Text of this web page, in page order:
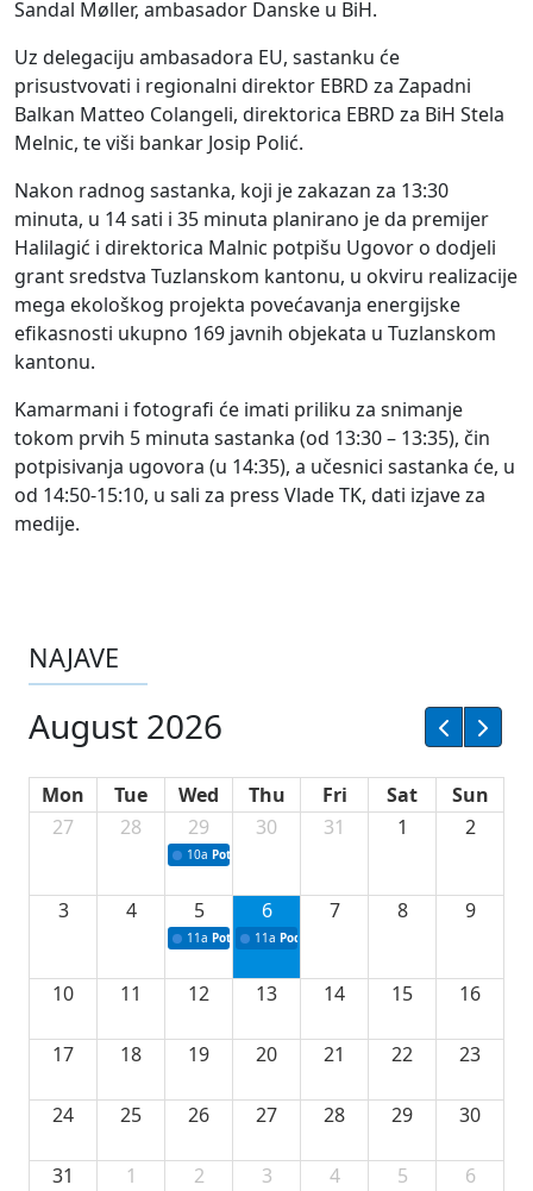
Sandal Møller, ambasador Danske u BiH.
Uz delegaciju ambasadora EU, sastanku će
prisustvovati i regionalni direktor EBRD za Zapadni
Balkan Matteo Colangeli, direktorica EBRD za BiH Stela
Melnic, te viši bankar Josip Polić.
Nakon radnog sastanka, koji je zakazan za 13:30
minuta, u 14 sati i 35 minuta planirano je da premijer
Halilagić i direktorica Malnic potpišu Ugovor o dodjeli
grant sredstva Tuzlanskom kantonu, u okviru realizacije
mega ekološkog projekta povećavanja energijske
efikasnosti ukupno 169 javnih objekata u Tuzlanskom
kantonu.
Kamarmani i fotografi će imati priliku za snimanje
tokom prvih 5 minuta sastanka (od 13:30 – 13:35), čin
potpisivanja ugovora (u 14:35), a učesnici sastanka će, u
od 14:50-15:10, u sali za press Vlade TK, dati izjave za
medije.
NAJAVE
August 2026
Mon Tue Wed Thu Fri Sat
Sun
27
28 29
10a Potpisivanje ugovora sa neprofitnim
30 31 1 2
3 4 5
11a Potpisivanje ugovora o stipendijama za
6
11a Podrška razvoju vodne infrastrukture u
7 8 9
10 11 12 13 14 15 16
17 18 19 20 21 22 23
24 25 26 27 28 29 30
31 1 2 3 4 5 6